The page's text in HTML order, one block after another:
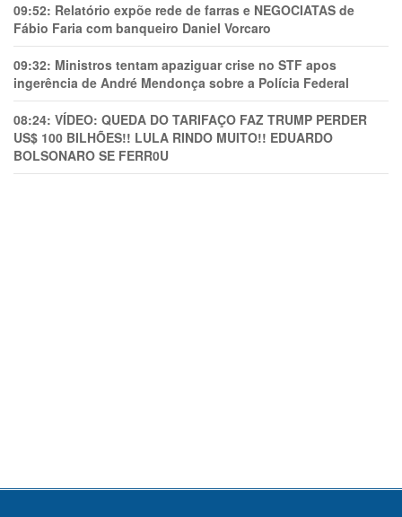
09:52: Relatório expõe rede de farras e NEGOCIATAS de
Fábio Faria com banqueiro Daniel Vorcaro
09:32: Ministros tentam apaziguar crise no STF apos
ingerência de André Mendonça sobre a Polícia Federal
08:24: VÍDEO: QUEDA DO TARIFAÇO FAZ TRUMP PERDER
US$ 100 BILHÕES!! LULA RINDO MUITO!! EDUARDO
BOLSONARO SE FERR0U